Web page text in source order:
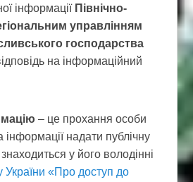
інформації Північно-
управлінням
господарства
на інформаційний
– це прохання особи
надати публічну
у його володінні
України «Про доступ до